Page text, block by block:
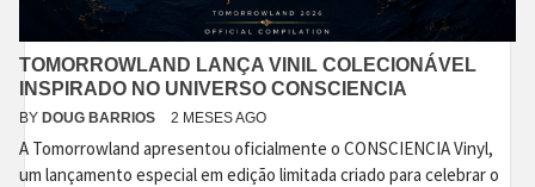
TOMORROWLAND LANÇA VINIL COLECIONÁVEL
INSPIRADO NO UNIVERSO CONSCIENCIA
BY DOUG BARRIOS 2 MESES AGO
A Tomorrowland apresentou oficialmente o CONSCIENCIA Vinyl,
um lançamento especial em edição limitada criado para celebrar o